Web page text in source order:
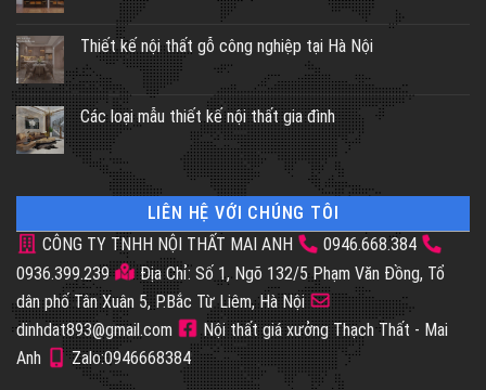
Thiết kế nội thất gỗ công nghiệp tại Hà Nội
Các loại mẫu thiết kế nội thất gia đình
LIÊN HỆ VỚI CHÚNG TÔI
CÔNG TY TNHH NỘI THẤT MAI ANH
0946.668.384
0936.399.239
Địa Chỉ: Số 1, Ngõ 132/5 Phạm Văn Đồng, Tổ
dân phố Tân Xuân 5, P.Bắc Từ Liêm, Hà Nội
dinhdat893@gmail.com
Nội thất giá xưởng Thạch Thất - Mai
Anh
Zalo:0946668384